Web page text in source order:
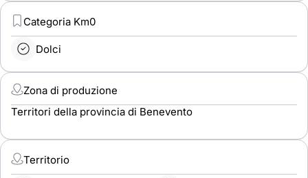
Categoria Km0
Dolci
Zona di produzione
Territori della provincia di Benevento
Territorio